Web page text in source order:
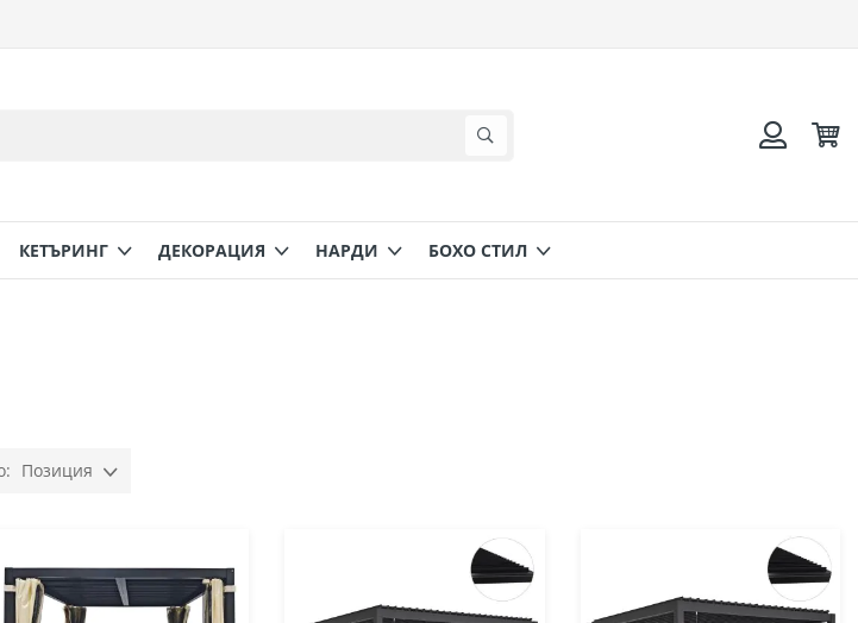
КЕТЪРИНГ ДЕКОРАЦИЯ НАРДИ БОХО СТИЛ
Позиция